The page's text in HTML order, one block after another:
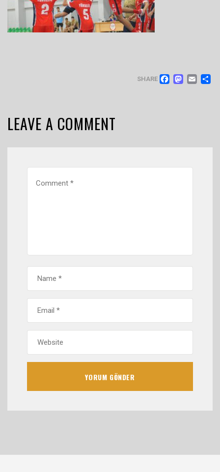
SHARE
LEAVE A COMMENT